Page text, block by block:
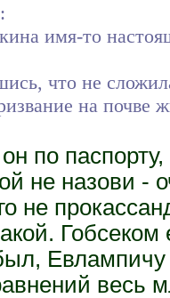
имя-то
что не
на почве
по
не назови -
не
Евлампичу
весь